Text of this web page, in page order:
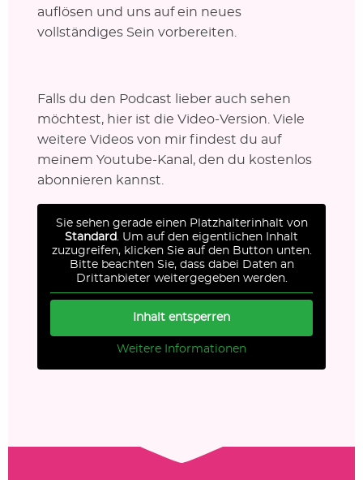
auflösen und uns auf ein neues
vollständiges Sein vorbereiten.
Falls du den Podcast lieber auch sehen
möchtest, hier ist die Video-Version. Viele
weitere Videos von mir findest du auf
meinem Youtube-Kanal, den du kostenlos
abonnieren kannst.
Sie sehen gerade einen Platzhalterinhalt von
Standard. Um auf den eigentlichen Inhalt
zuzugreifen, klicken Sie auf den Button unten.
Bitte beachten Sie, dass dabei Daten an
Drittanbieter weitergegeben werden.
Inhalt entsperren
Weitere Informationen